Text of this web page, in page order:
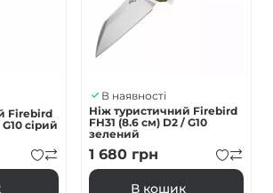
Firebird
сірий
В наявності
Ніж туристичний Firebird
FH31 (8.6 см) D2 / G10
зелений
1 680 грн
В кошик